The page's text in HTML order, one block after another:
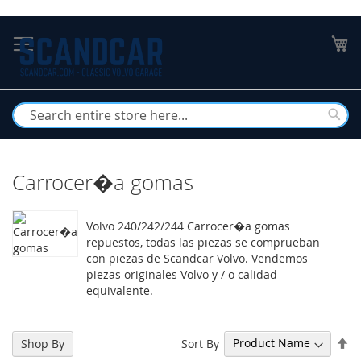
to
Content
Carrocer�a gomas
Volvo 240/242/244 Carrocer�a gomas
repuestos, todas las piezas se comprueban
con piezas de Scandcar Volvo. Vendemos
piezas originales Volvo y / o calidad
equivalente.
Sort By
Shop By